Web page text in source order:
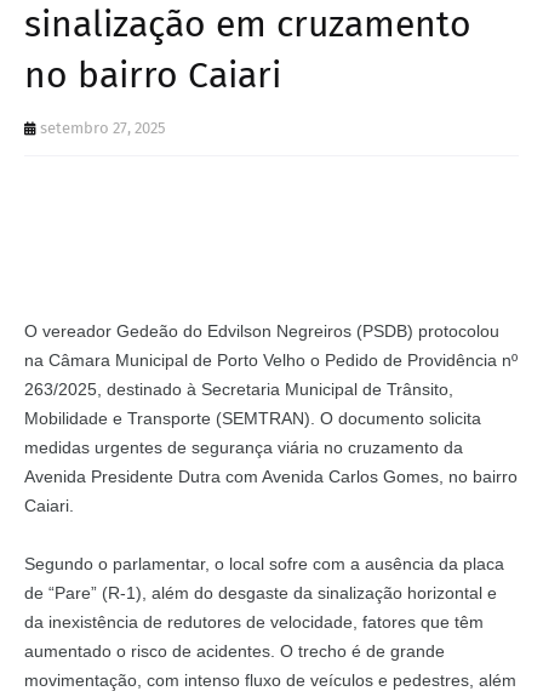
sinalização em cruzamento
no bairro Caiari
setembro 27, 2025
O vereador Gedeão do Edvilson Negreiros (PSDB) protocolou
na Câmara Municipal de Porto Velho o Pedido de Providência nº
263/2025, destinado à Secretaria Municipal de Trânsito,
Mobilidade e Transporte (SEMTRAN). O documento solicita
medidas urgentes de segurança viária no cruzamento da
Avenida Presidente Dutra com Avenida Carlos Gomes, no bairro
Caiari.
Segundo o parlamentar, o local sofre com a ausência da placa
de “Pare” (R-1), além do desgaste da sinalização horizontal e
da inexistência de redutores de velocidade, fatores que têm
aumentado o risco de acidentes. O trecho é de grande
movimentação, com intenso fluxo de veículos e pedestres, além